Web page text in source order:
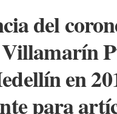
del
en
para